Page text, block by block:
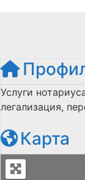
Услуги
легализация,
Карта